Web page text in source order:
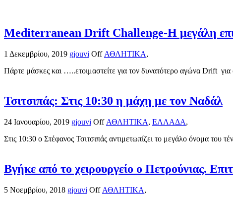
Mediterranean Drift Challenge-Η μεγάλη
1 Δεκεμβρίου, 2019 gjouvi Off ΑΘΛΗΤΙΚΑ,
Πάρτε μάσκες και …..ετοιμαστείτε για τον δυνατότερο αγώνα Drift
Τσιτσιπάς: Στις 10:30 η μάχη με τον Ναδάλ
24 Ιανουαρίου, 2019 gjouvi Off ΑΘΛΗΤΙΚΑ, ΕΛΛΑΔΑ,
Στις 10:30 ο Στέφανος Τσιτσιπάς αντιμετωπίζει το μεγάλο όνομα
Βγήκε από το χειρουργείο ο Πετρούνιας.
5 Νοεμβρίου, 2018 gjouvi Off ΑΘΛΗΤΙΚΑ,